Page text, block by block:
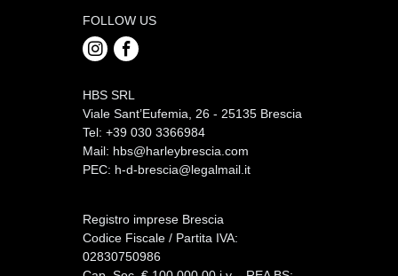
FOLLOW US
HBS SRL
Viale Sant’Eufemia, 26 - 25135 Brescia
Tel: +39 030 3366984
Mail: hbs@harleybrescia.com
PEC: h-d-brescia@legalmail.it
Registro imprese Brescia
Codice Fiscale / Partita IVA:
02830750986